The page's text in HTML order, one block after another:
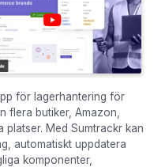
för lagerhantering för
flera butiker, Amazon,
platser. Med Sumtrackr kan
automatiskt uppdatera
komponenter,